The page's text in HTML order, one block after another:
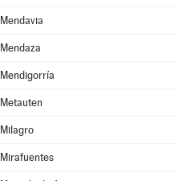
Mendavia
Mendaza
Mendigorría
Metauten
Milagro
Mirafuentes